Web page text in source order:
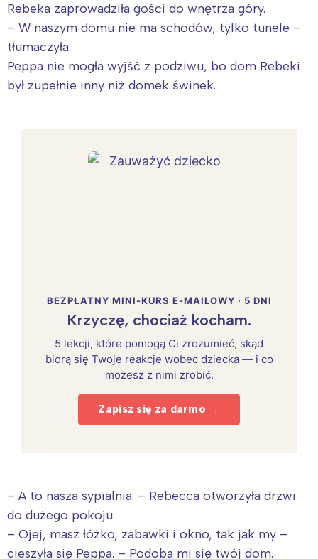
Rebeka zaprowadziła gości do wnętrza góry.
– W naszym domu nie ma schodów, tylko tunele –
tłumaczyła.
Peppa nie mogła wyjść z podziwu, bo dom Rebeki
był zupełnie inny niż domek świnek.
BEZPŁATNY MINI-KURS E-MAILOWY · 5 DNI
Krzyczę, chociaż kocham.
5 lekcji, które pomogą Ci zrozumieć, skąd
biorą się Twoje reakcje wobec dziecka — i co
możesz z nimi zrobić.
Zapisz się za darmo →
– A to nasza sypialnia. – Rebecca otworzyła drzwi
do dużego pokoju.
– Ojej, masz łóżko, zabawki i okno, tak jak my –
cieszyła się Peppa. – Podoba mi się twój dom.